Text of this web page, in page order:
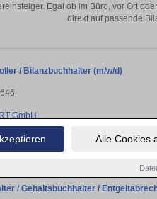
Alle Cookies
Egal ob im Büro, vor Ort
direkt auf passende
/ Bilanzbuchhalter (m/w/d)
GmbH
/ Gehaltsbuchhalter /